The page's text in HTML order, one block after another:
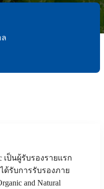
ล
เป็นผู้รับรองรายแรก
ด้รับการรับรองภาย
and Natural